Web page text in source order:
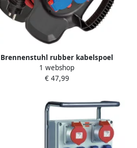
Brennenstuhl rubber kabelspoel
Compact IP44 10m H07RN-F 3G1 5
1169710100
1 webshop
€ 47,99